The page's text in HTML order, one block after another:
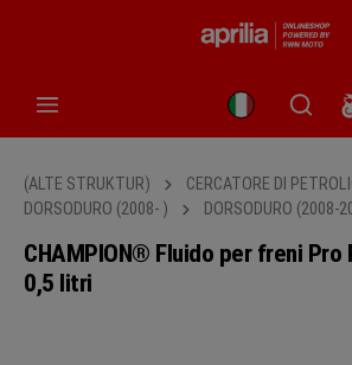
(ALTE STRUKTUR)
CERCATORE DI
DORSODURO (2008- )
DORSODURO (2008-
CHAMPION® Fluido per freni Pro
0,5 litri